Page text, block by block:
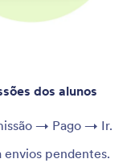
dos alunos
→ Pago → Ir.
pendentes.